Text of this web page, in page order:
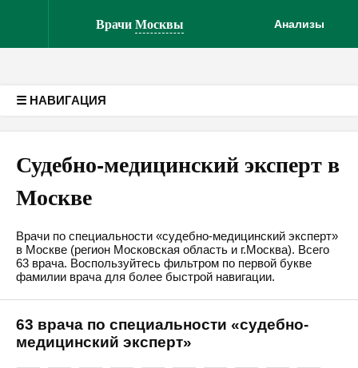
ВрачиМосквы Анализы
☰ НАВИГАЦИЯ
Судебно-медицинский эксперт в
Москве
Врачи по специальности «судебно-медицинский эксперт»
в Москве (регион Московская область и г.Москва). Всего
63 врача. Воспользуйтесь фильтром по первой букве
фамилии врача для более быстрой навигации.
63 врача по специальности «судебно-
медицинский эксперт»